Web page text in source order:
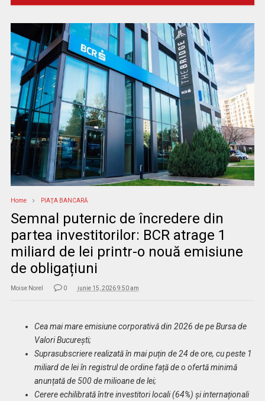
Home PIAŢA BANCARĂ
Semnal puternic de încredere din
partea investitorilor: BCR atrage 1
miliard de lei printr-o nouă emisiune
de obligațiuni
Moise Norel 0 iunie 15, 2026 9:50 am
Cea mai mare emisiune corporativă din 2026 de pe Bursa de
Valori București;
Suprasubscriere realizată în mai puțin de 24 de ore, cu peste 1
miliard de lei în registrul de ordine față de o ofertă minimă
anunțată de 500 de milioane de lei;
Cerere echilibrată între investitori locali (64%) și internaționali